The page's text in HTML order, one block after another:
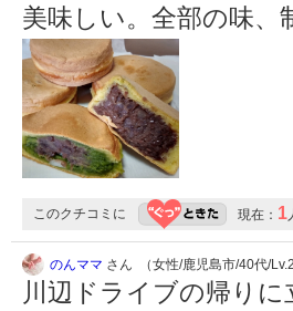
美味しい。全部の味、
このクチコミに 現在： 1
のんママ さん （女性/鹿児島市/40代/
川辺ドライブの帰り